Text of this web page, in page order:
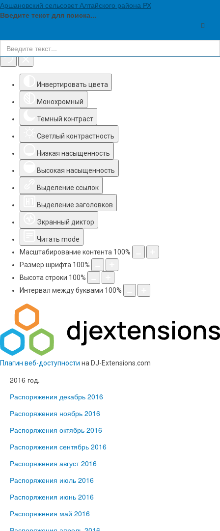
Инструменты доступности
Инвертировать цвета
Монохромный
Темный контраст
Светлый контрастность
Низкая насыщенность
Высокая насыщенность
Выделение ссылок
Выделение заголовков
Экранный диктор
Читать mode
Масштабирование контента 100%
Размер шрифта 100%
Высота строки 100%
Интервал между буквами 100%
Плагин веб-доступности на DJ-Extensions.com
Аршановский сельсовет Алтайского района РХ
Введите текст для поиска...
2016 год.
Распоряжения декабрь 2016
Распоряжения ноябрь 2016
Распоряжения октябрь 2016
Распоряжения сентябрь 2016
Распоряжения август 2016
Распоряжения июль 2016
Распоряжения июнь 2016
Распоряжения май 2016